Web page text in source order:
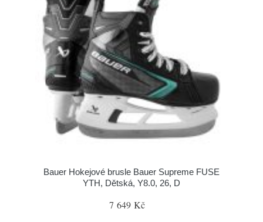
Bauer Hokejové brusle Bauer Supreme FUSE
YTH, Dětská, Y8.0, 26, D
7 649 Kč